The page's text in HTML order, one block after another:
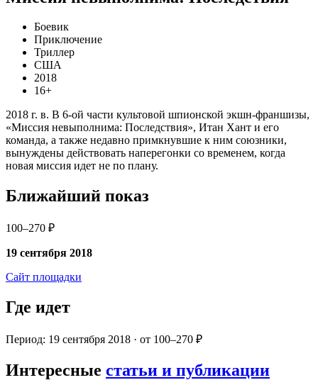
Боевик
Приключение
Триллер
США
2018
16+
2018 г. в. В 6-ой части культовой шпионской экшн-франшизы,
«Миссия невыполнима: Последствия», Итан Хант и его
команда, а также недавно примкнувшие к ним союзники,
вынуждены действовать наперегонки со временем, когда
новая миссия идет не по плану.
Ближайший показ
100–270 ₽
19 сентября 2018
Сайт площадки
Где идет
Период: 19 сентября 2018 · от 100–270 ₽
Интересные статьи и публикации